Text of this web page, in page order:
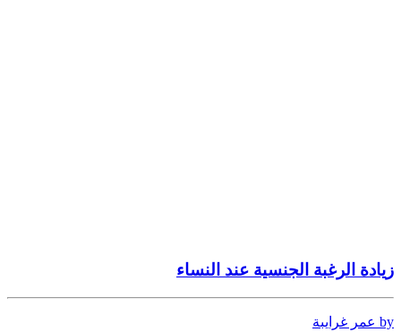
زيادة الرغبة الجنسية عند النساء
by عمر غرايبة